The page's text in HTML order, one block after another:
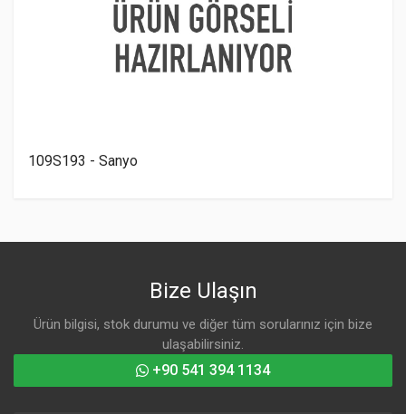
109S193 - Sanyo
Bize Ulaşın
Ürün bilgisi, stok durumu ve diğer tüm sorularınız için bize
ulaşabilirsiniz.
+90 541 394 1134